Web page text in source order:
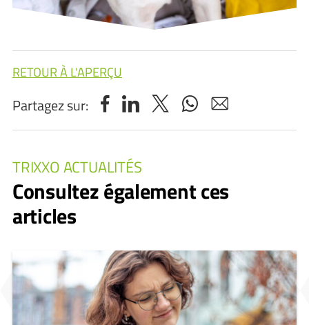
RETOUR À L'APERÇU
Partagez sur:
TRIXXO ACTUALITÉS
Consultez également ces
articles